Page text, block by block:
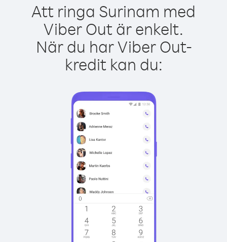
Att ringa Surinam med
Viber Out är enkelt.
När du har Viber Out-
kredit kan du: